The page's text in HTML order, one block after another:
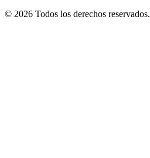
© 2026 Todos los derechos reservados.